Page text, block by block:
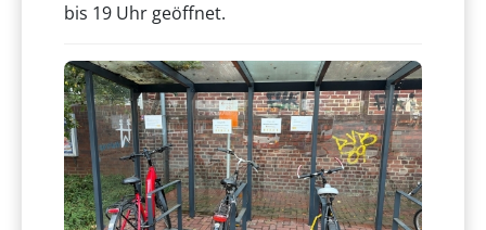
bis 19 Uhr geöffnet.